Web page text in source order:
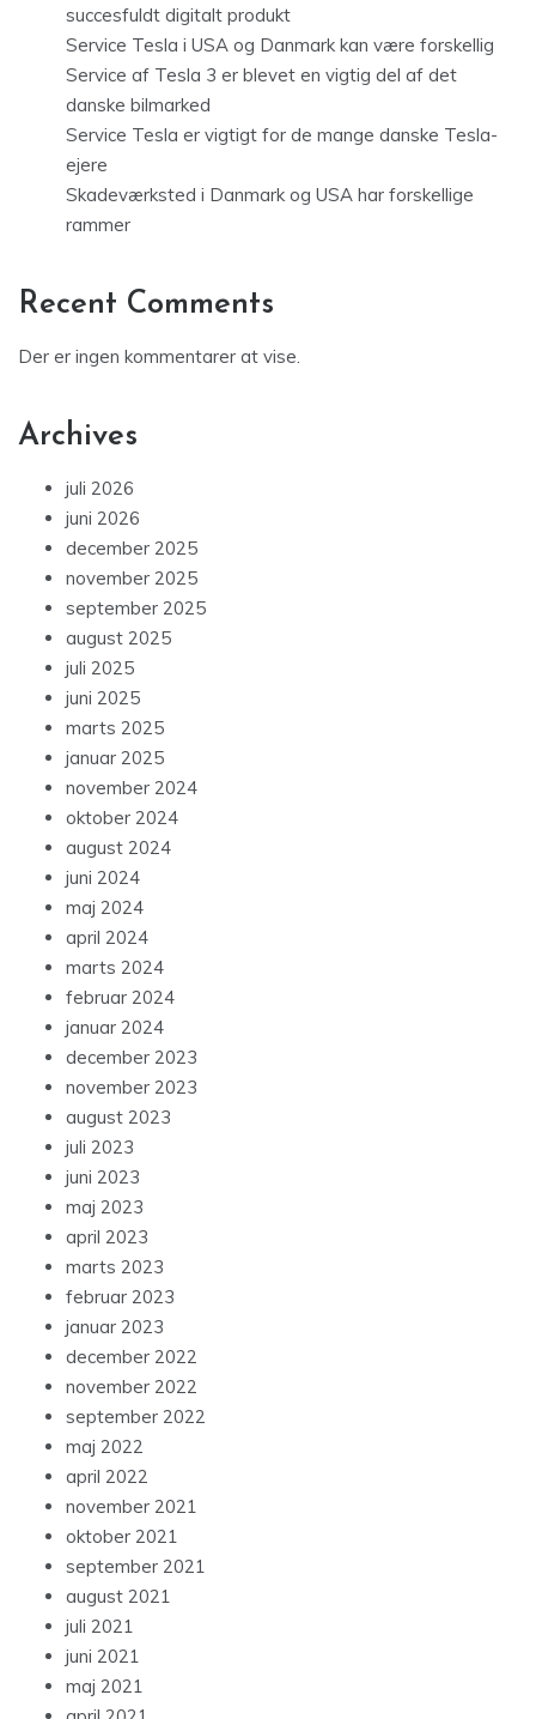
succesfuldt digitalt produkt
Service Tesla i USA og Danmark kan være forskellig
Service af Tesla 3 er blevet en vigtig del af det
danske bilmarked
Service Tesla er vigtigt for de mange danske Tesla-
ejere
Skadeværksted i Danmark og USA har forskellige
rammer
Recent Comments
Der er ingen kommentarer at vise.
Archives
juli 2026
juni 2026
december 2025
november 2025
september 2025
august 2025
juli 2025
juni 2025
marts 2025
januar 2025
november 2024
oktober 2024
august 2024
juni 2024
maj 2024
april 2024
marts 2024
februar 2024
januar 2024
december 2023
november 2023
august 2023
juli 2023
juni 2023
maj 2023
april 2023
marts 2023
februar 2023
januar 2023
december 2022
november 2022
september 2022
maj 2022
april 2022
november 2021
oktober 2021
september 2021
august 2021
juli 2021
juni 2021
maj 2021